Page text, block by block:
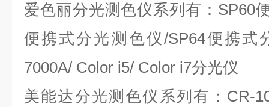
爱色丽分光测色仪系列有：SP60
便携式分光测色仪/SP64便携式
7000A/ Color i5/ Color i7分光仪
美能达分光测色仪系列有：CR-